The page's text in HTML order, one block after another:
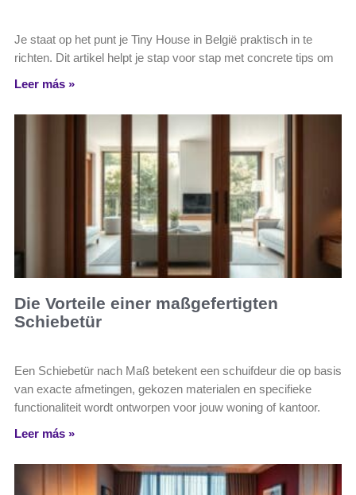
Je staat op het punt je Tiny House in België praktisch in te
richten. Dit artikel helpt je stap voor stap met concrete tips om
Leer más »
Die Vorteile einer maßgefertigten
Schiebetür
Een Schiebetür nach Maß betekent een schuifdeur die op basis
van exacte afmetingen, gekozen materialen en specifieke
functionaliteit wordt ontworpen voor jouw woning of kantoor.
Leer más »